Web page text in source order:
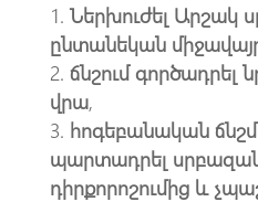
Ներխուժել Արշակ
ընտանեկան
ճնշում գործադրել
վրա,
հոգեբանական
պարտադրել
դիրքորոշումից և